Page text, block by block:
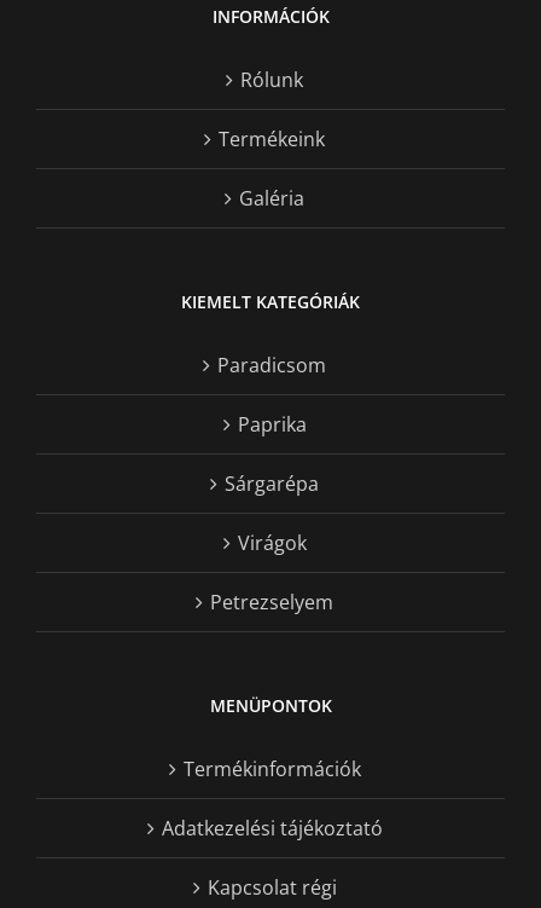
INFORMÁCIÓK
Rólunk
Termékeink
Galéria
KIEMELT KATEGÓRIÁK
Paradicsom
Paprika
Sárgarépa
Virágok
Petrezselyem
MENÜPONTOK
Termékinformációk
Adatkezelési tájékoztató
Kapcsolat régi